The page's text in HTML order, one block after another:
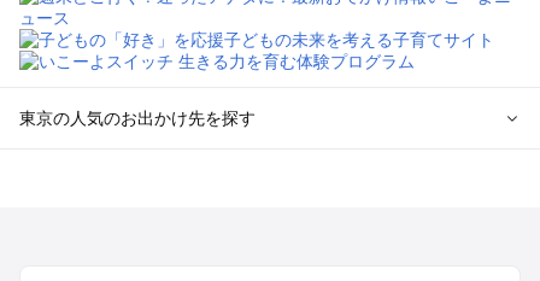
東京の人気のお出かけ先を探す